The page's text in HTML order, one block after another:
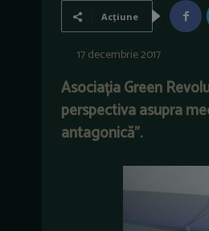
Acțiune
17 decembrie 2017
Asociația Green
perspectiva asupra
antagonică”.